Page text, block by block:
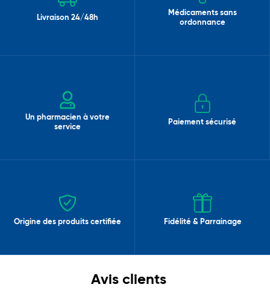
Livraison 24/48h
Médicaments sans
ordonnance
Un pharmacien à votre
service
Paiement sécurisé
Origine des produits certifiée Fidélité & Parrainage
Avis clients